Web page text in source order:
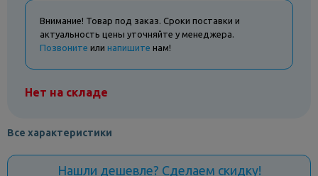
Внимание! Товар под заказ. Сроки поставки и
актуальность цены уточняйте у менеджера.
Позвоните или напишите нам!
Нет на складе
Все характеристики
Нашли дешевле? Сделаем скидку!